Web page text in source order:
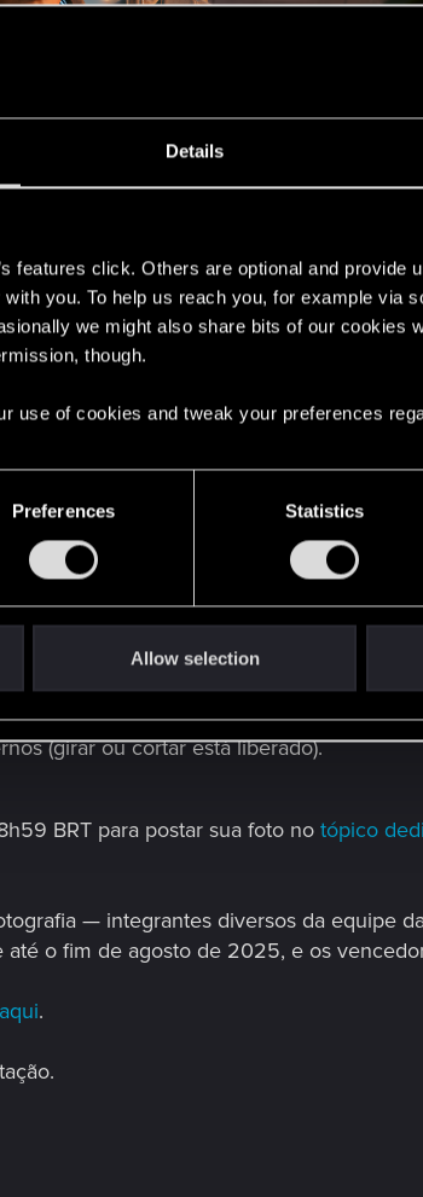
Details
features click. Others are optional and provide
you. To help us reach you, for example via
we might also share bits of our cookies
though.
use of cookies and tweak your preferences
Preferences Statistics
Allow selection
refletir quem você é.
até três PNJs que combinem com a
para sua inscrição.
ferramentas de personalização,
(girar ou cortar está liberado).
BRT para postar sua foto no tópico
— integrantes diversos da equipe
o fim de agosto de 2025, e os
aqui.